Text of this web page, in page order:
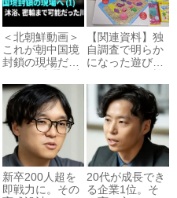
＜北朝鮮動画＞
これが朝中国境
封鎖の現場だ
浴、密輸まで可
能だった川...
【関連資料】独
自調査で明らか
になった遊び砂
出状況や含有率
など
新卒200人超を
即戦力に。その
20代が成長でき
る企業1位。そ